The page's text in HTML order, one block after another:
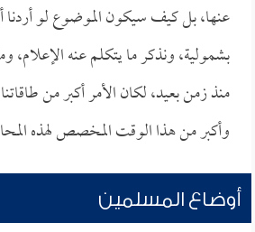
عنها، بل كيف سيكون الموضوع لو
بشمولية، ونذكر ما يتكلم عنه الإعلام،
منذ زمن بعيد، لكان الأمر أكبر من
وأكبر من هذا الوقت المخصص لهذه
أوضاع المسلمين